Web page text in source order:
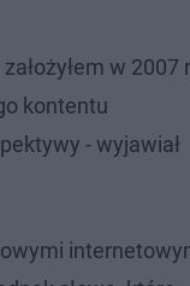
w 2007
kontentu
- wyjawiał